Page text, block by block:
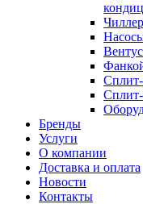
Бренды
Услуги
О компании
Доставка и оплата
Новости
Контакты